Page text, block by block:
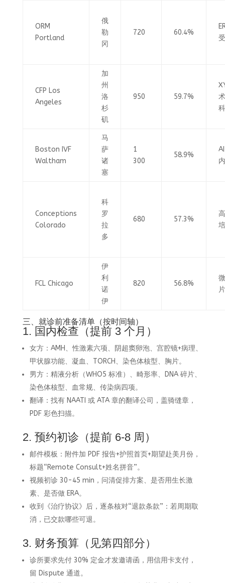
ORM
Portland
俄
勒
冈
720 60.4%
CFP Los
Angeles
加
州
洛
杉
矶
950 59.7%
Boston IVF
Waltham
马
萨
诸
塞
1
300
58.9%
Conceptions
Colorado
科
罗
拉
多
680 57.3%
FCL Chicago
伊
利
诺
伊
820 56.8%
片
三、就诊前准备清单（按时间轴）
1. 国内检查（提前 3 个月）
女方：AMH、性激素六项、阴超窦卵泡、宫腔镜+病理、
甲状腺功能、凝血、TORCH、染色体核型、胸片。
男方：精液分析（WHO5 标准）、畸形率、DNA 碎片、
染色体核型、血常规、传染病四项。
翻译：找有 NAATI 或 ATA 章的翻译公司，盖骑缝章，
PDF 彩色扫描。
2. 预约初诊（提前 6-8 周）
邮件模板：附件加 PDF 报告+护照首页+期望赴美月份，
标题“Remote Consult+姓名拼音”。
视频初诊 30-45 min，问清促排方案、是否用生长激
素、是否做 ERA。
收到《治疗协议》后，逐条核对“退款条款”：若周期取
消，已交款哪些可退。
3. 财务预算（见第四部分）
诊所要求先付 30% 定金才发邀请函，用信用卡支付，
留 Dispute 通道。